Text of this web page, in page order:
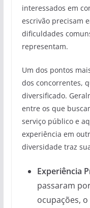
interessados em
escrivão precisam
dificuldades
representam.
Um dos pontos
dos concorrentes,
diversificado.
entre os que
serviço público e
experiência em
diversidade traz
Experiência
passaram
ocupações,